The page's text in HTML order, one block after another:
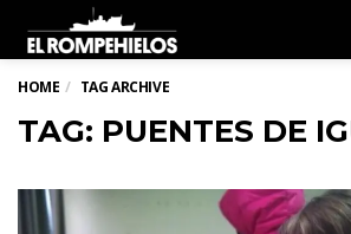
HOME TAG ARCHIVE
TAG: PUENTES DE